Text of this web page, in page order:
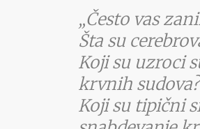
Često vas
Šta su
Koji su uzroci
krvnih sudova?
Koji su tipični